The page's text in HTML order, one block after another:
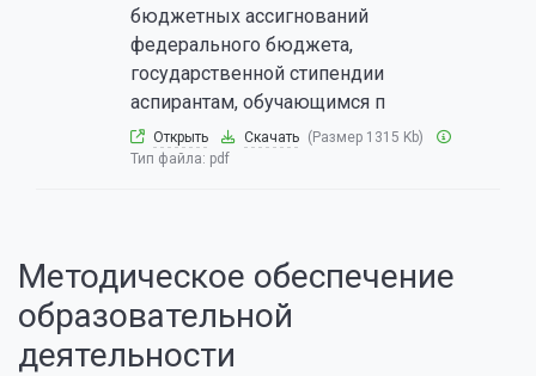
бюджетных ассигнований
федерального бюджета,
государственной стипендии
аспирантам, обучающимся п
Открыть Скачать (Размер 1315 Kb)
Тип файла: pdf
Методическое обеспечение
образовательной
деятельности